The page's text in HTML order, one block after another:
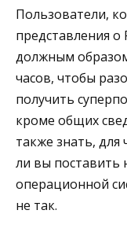
Пользователи,
представления
должным
часов, чтобы
получить
кроме общих
также знать,
ли вы поставить
операционной
не так.